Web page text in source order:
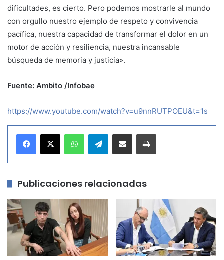
dificultades, es cierto. Pero podemos mostrarle al mundo
con orgullo nuestro ejemplo de respeto y convivencia
pacífica, nuestra capacidad de transformar el dolor en un
motor de acción y resiliencia, nuestra incansable
búsqueda de memoria y justicia».
Fuente: Ambito /Infobae
https://www.youtube.com/watch?v=u9nnRUTPOEU&t=1s
Telegram
Publicaciones relacionadas